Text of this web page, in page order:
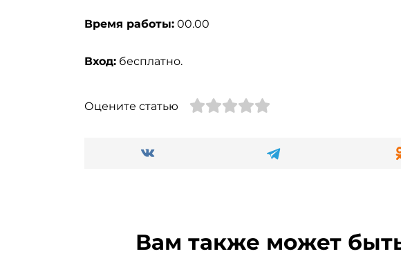
Время работы: 00.00
Вход: бесплатно.
Оцените статью
Вам также может